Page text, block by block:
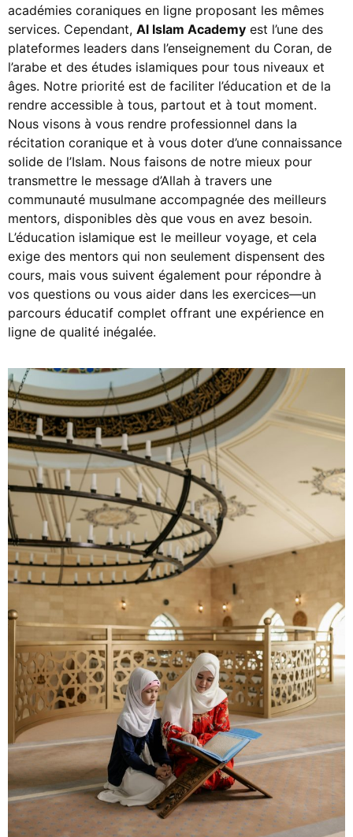
académies coraniques en ligne proposant les mêmes
services. Cependant, Al Islam Academy est l’une des
plateformes leaders dans l’enseignement du Coran, de
l’arabe et des études islamiques pour tous niveaux et
âges. Notre priorité est de faciliter l’éducation et de la
rendre accessible à tous, partout et à tout moment.
Nous visons à vous rendre professionnel dans la
récitation coranique et à vous doter d’une connaissance
solide de l’Islam. Nous faisons de notre mieux pour
transmettre le message d’Allah à travers une
communauté musulmane accompagnée des meilleurs
mentors, disponibles dès que vous en avez besoin.
L’éducation islamique est le meilleur voyage, et cela
exige des mentors qui non seulement dispensent des
cours, mais vous suivent également pour répondre à
vos questions ou vous aider dans les exercices—un
parcours éducatif complet offrant une expérience en
ligne de qualité inégalée.